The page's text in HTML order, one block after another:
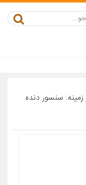
سنسور دنده